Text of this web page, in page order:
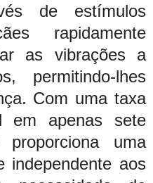
de estímulos
rapidamente
as vibrações a
permitindo-lhes
Com uma taxa
em apenas sete
uma
independente aos